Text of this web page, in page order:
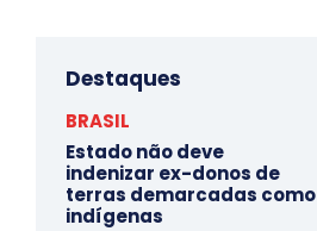
Destaques
BRASIL
Estado não deve
indenizar ex-donos de
terras demarcadas como
indígenas